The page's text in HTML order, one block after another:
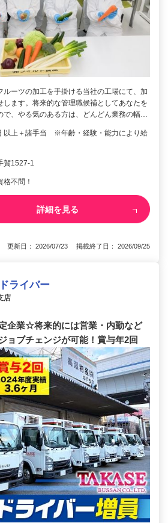
ルーツの加工を手掛ける当社の工場にて、加
します。将来的な管理職候補としてあなたを
で、やる気のある方は、どんどん業務の幅…
以上＋諸手当 ※年齢・経験・能力により給
賀1527-1
不問！
詳細を見る
更新日： 2026/07/23 掲載終了日： 2026/09/25
ライバー
店
企業☆将来的には営業・内勤など
ョブチェンジが可能！賞与年2回